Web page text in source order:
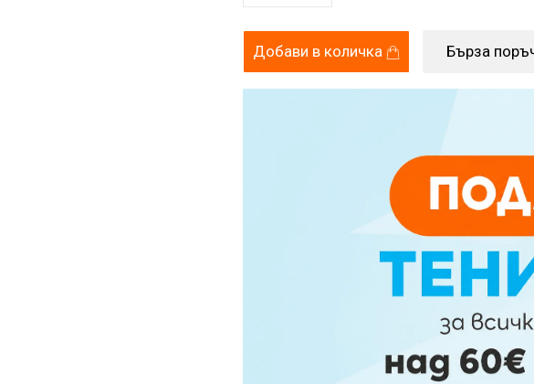
Добави в количка Бърза